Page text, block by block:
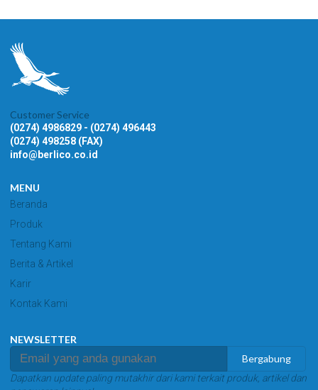
Customer Service
(0274) 4986829 - (0274) 496443
(0274) 498258 (FAX)
info@berlico.co.id
MENU
Beranda
Produk
Tentang Kami
Berita & Artikel
Karir
Kontak Kami
NEWSLETTER
Bergabung
Dapatkan update paling mutakhir dari kami terkait produk, artikel dan